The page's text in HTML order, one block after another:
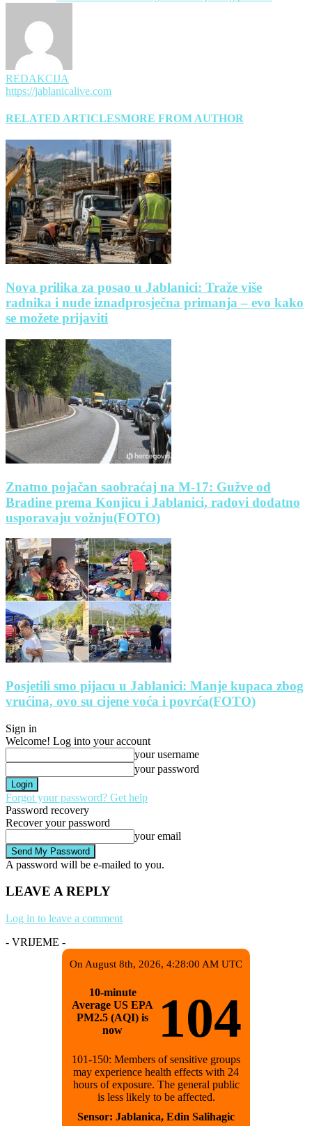
REDAKCIJA
https://jablanicalive.com
RELATED ARTICLESMORE FROM AUTHOR
Nova prilika za posao u Jablanici: Traže više
radnika i nude iznadprosječna primanja – evo kako
se možete prijaviti
Znatno pojačan saobraćaj na M-17: Gužve od
Bradine prema Konjicu i Jablanici, radovi dodatno
usporavaju vožnju(FOTO)
Posjetili smo pijacu u Jablanici: Manje kupaca zbog
vrućina, ovo su cijene voća i povrća(FOTO)
Sign in
Welcome! Log into your account
your username
your password
Forgot your password? Get help
Password recovery
Recover your password
your email
A password will be e-mailed to you.
LEAVE A REPLY
Log in to leave a comment
- VRIJEME -
On August 8th, 2026, 4:28:00 AM UTC
10-minute
Average US EPA
PM2.5 (AQI) is
now
104
101-150: Members of sensitive groups
may experience health effects with 24
hours of exposure. The general public
is less likely to be affected.
Sensor: Jablanica, Edin Salihagic